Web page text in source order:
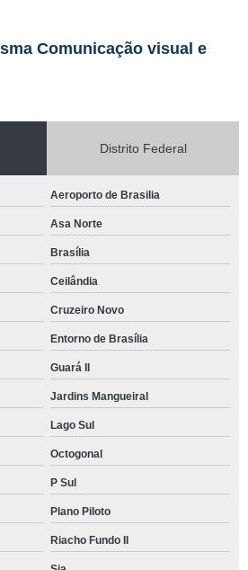
Comunicação visual e
Distrito Federal
Aeroporto de Brasilia
Asa Norte
Brasília
Ceilândia
Cruzeiro Novo
Entorno de Brasília
Guará II
Jardins Mangueiral
Lago Sul
Octogonal
P Sul
Plano Piloto
Riacho Fundo II